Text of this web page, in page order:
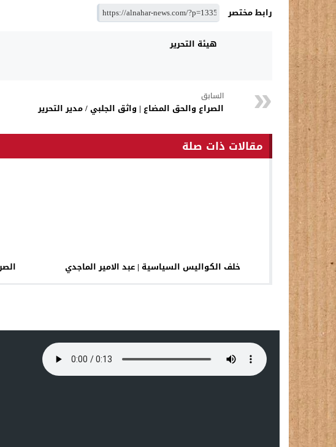
رابط مختصر
هيئة التحرير
السابق
الصراع والحق المضاع | واثق الجلبي / مدير التحرير
مقالات ذات صلة
خلف الكواليس السياسية | عبد الامير الماجدي